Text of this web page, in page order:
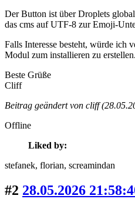
Der Button ist über Droplets
das cms auf UTF-8 zur Emoji-
Falls Interesse besteht, würde ich
Modul zum installieren zu erstellen.
Beste Grüße
Cliff
Beitrag geändert von cliff
Offline
Liked by:
stefanek, florian, screamindan
#2 28.05.2026